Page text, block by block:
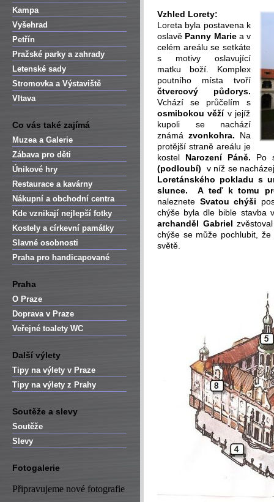
Kampa
Vyšehrad
Petřín
Pražské parky a zahrady
Letenské sady
Stromovka a Výstaviště
Vltava
Co vás také zajímá
Muzea a Galerie
Zábava pro děti
Únikové hry
Restaurace a kavárny
Nákupní a obchodní centra
Kde vznikají nejlepší fotky
Kostely a církevní památky
Slavné osobnosti
Praha pro handicapované
Praha
O Praze
Doprava v Praze
Veřejné toalety WC
Další výlety
Tipy na výlety v Praze
Tipy na výlety z Prahy
Soutěže a slevy
Soutěže
Slevy
Fotogalerie
Připravujeme nové fotografie
Vzhled Lorety:
Loreta byla postavena k
oslavě Panny Mariea v
celém areálu se setkáte
s motivy oslavující
matku boží. Komplex
poutního místa tvoří
čtvercový půdorys.
Vchází se průčelím s
osmibokou věží v jejíž
kupoli se nachází
známá zvonkohra. Na
protější straně areálu je
kostel Narození Páně. Po
(podloubí) v níž se
Loretánského pokladu s
slunce. A teď k tomu
naleznete Svatou chýši
chýše byla dle bible
archanděl Gabriel
chýše se může pochlubit,
světě.